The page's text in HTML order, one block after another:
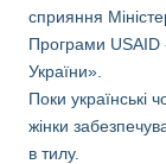
сприяння
Програми USAID
України».
Поки українські
жінки
в тилу.